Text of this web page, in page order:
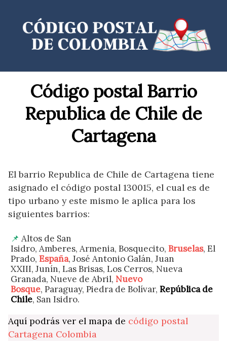
contenido
Código postal Barrio
Republica de Chile de
Cartagena
El barrio Republica de Chile de Cartagena tiene
asignado el código postal 130015, el cual es de
tipo urbano y este mismo le aplica para los
siguientes barrios:
Altos de San
Isidro, Amberes, Armenia, Bosquecito, Bruselas, El
Prado, España, José Antonio Galán, Juan
XXIII, Junín, Las Brisas, Los Cerros, Nueva
Granada, Nueve de Abril, Nuevo
Bosque, Paraguay, Piedra de Bolívar, República de
Chile, San Isidro.
Aquí podrás ver el mapa de código postal
Cartagena Colombia